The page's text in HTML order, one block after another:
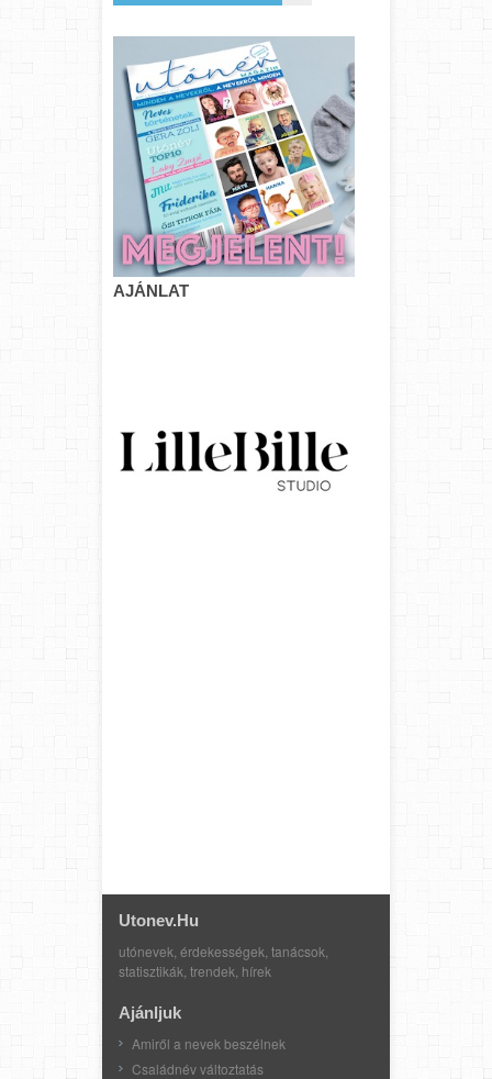
AJÁNLAT
Utonev.hu
utónevek, érdekességek, tanácsok,
statisztikák, trendek, hírek
Ajánljuk
Amiről a nevek beszélnek
Családnév változtatás